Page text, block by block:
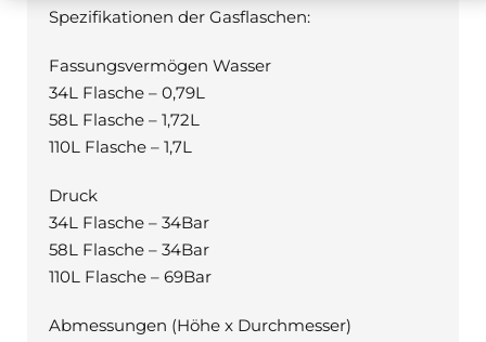
Spezifikationen der Gasflaschen:
Fassungsvermögen Wasser
34L Flasche – 0,79L
58L Flasche – 1,72L
110L Flasche – 1,7L
Druck
34L Flasche – 34Bar
58L Flasche – 34Bar
110L Flasche – 69Bar
Abmessungen (Höhe x Durchmesser)